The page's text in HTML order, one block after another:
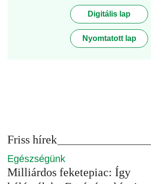
Digitális lap
Nyomtatott lap
Friss hírek
Egészségünk
Milliárdos feketepiac: Így